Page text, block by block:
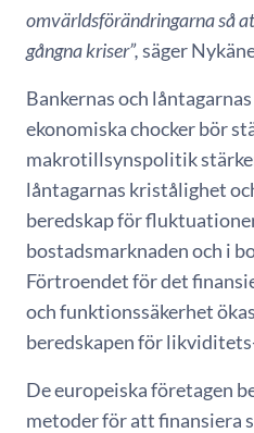
omvärldsförändringarna så
gångna kriser”,säger
Bankernas och
ekonomiska chocker bör
makrotillsynspolitik
låntagarnas kristålighet
beredskap för
bostadsmarknaden och i
Förtroendet för det
och funktionssäkerhet
beredskapen för
De europeiska företagen
metoder för att finansiera